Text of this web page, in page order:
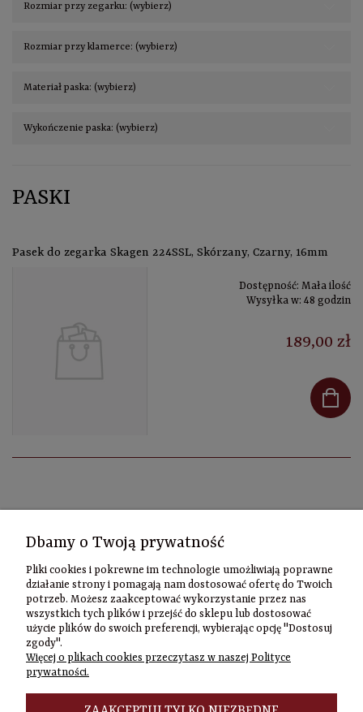
Rozmiar przy zegarku: (wybierz)
Rozmiar przy klamerce: (wybierz)
Materiał paska: (wybierz)
Wykończenie paska: (wybierz)
PASKI
Pasek do zegarka Skagen 224SSL, Skórzany, Czarny, 16mm
Dostępność: Mała ilość
Wysyłka w: 48 godzin
189,00 zł
Szybki
kontakt
Zamówienia
Dbamy o Twoją prywatność
Pliki cookies i pokrewne im technologie umożliwiają poprawne
działanie strony i pomagają nam dostosować ofertę do Twoich
potrzeb. Możesz zaakceptować wykorzystanie przez nas
wszystkich tych plików i przejść do sklepu lub dostosować
użycie plików do swoich preferencji, wybierając opcję "Dostosuj
zgody".
Więcej o plikach cookies przeczytasz w naszej Polityce
prywatności.